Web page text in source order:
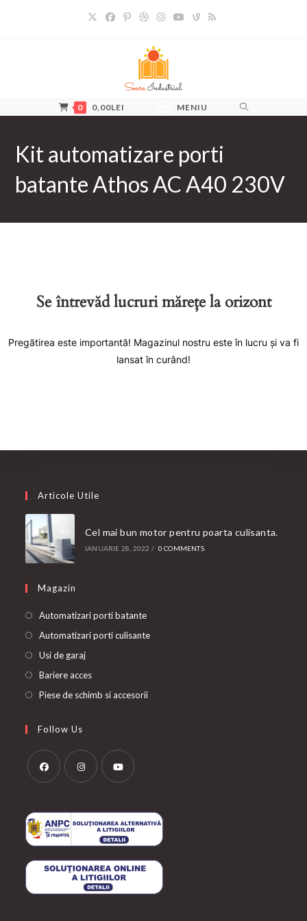
0 0,00LEI MENIU
Kit automatizare porti
batante Athos AC A40 230V
Se întrevăd lucruri mărețe la orizont
Pregătirea este importantă! Magazinul nostru este în lucru și va fi
lansat în curând!
Articole Utile
Cel mai bun motor pentru poarta culisanta.
IANUARIE 28, 2022 / 0 COMMENTS
Magazin
Automatizari porti batante
Automatizari porti culisante
Usi de garaj
Bariere acces
Piese de schimb si accesorii
Follow Us
a
new
tab
a
tab
a
new
tab